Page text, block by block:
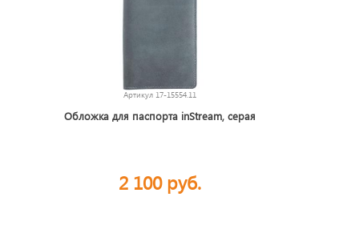
Артикул 17-15554.11
Обложка для паспорта inStream, серая
2 100 руб.